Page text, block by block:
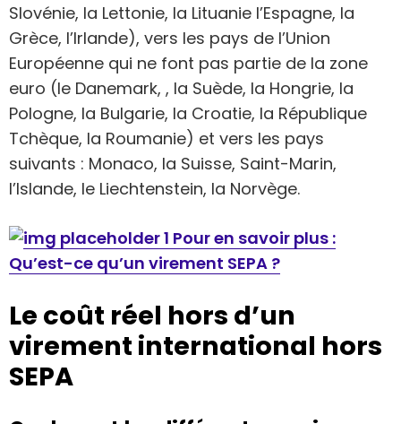
Slovénie, la Lettonie, la Lituanie l’Espagne, la
Grèce, l’Irlande), vers les pays de l’Union
Européenne qui ne font pas partie de la zone
euro (le Danemark, , la Suède, la Hongrie, la
Pologne, la Bulgarie, la Croatie, la République
Tchèque, la Roumanie) et vers les pays
suivants : Monaco, la Suisse, Saint-Marin,
l’Islande, le Liechtenstein, la Norvège.
Pour en savoir plus :
Qu’est-ce qu’un virement SEPA ?
Le coût réel hors d’un
virement international hors
SEPA